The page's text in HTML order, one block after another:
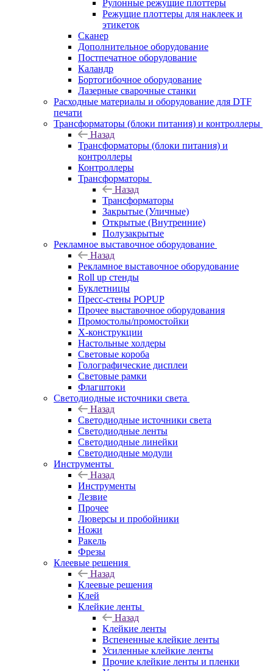
Рулонные режущие плоттеры
Режущие плоттеры для наклеек и
этикеток
Сканер
Дополнительное оборудование
Постпечатное оборудование
Каландр
Бортогибочное оборудование
Лазерные сварочные станки
Расходные материалы и оборудование для DTF
печати
Трансформаторы (блоки питания) и контроллеры
Назад
Трансформаторы (блоки питания) и
контроллеры
Контроллеры
Трансформаторы
Назад
Трансформаторы
Закрытые (Уличные)
Открытые (Внутренние)
Полузакрытые
Рекламное выставочное оборудование
Назад
Рекламное выставочное оборудование
Roll up стенды
Буклетницы
Пресс-стены POPUP
Прочее выставочное оборудования
Промостолы/промостойки
Х-конструкции
Настольные холдеры
Световые короба
Голографические дисплеи
Световые рамки
Флагштоки
Светодиодные источники света
Назад
Светодиодные источники света
Светодиодные ленты
Светодиодные линейки
Светодиодные модули
Инструменты
Назад
Инструменты
Лезвие
Прочее
Люверсы и пробойники
Ножи
Ракель
Фрезы
Клеевые решения
Назад
Клеевые решения
Клей
Клейкие ленты
Назад
Клейкие ленты
Вспененные клейкие ленты
Усиленные клейкие ленты
Прочие клейкие ленты и пленки